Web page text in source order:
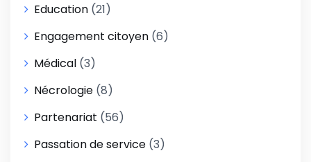
Education (21)
Engagement citoyen (6)
Médical (3)
Nécrologie (8)
Partenariat (56)
Passation de service (3)